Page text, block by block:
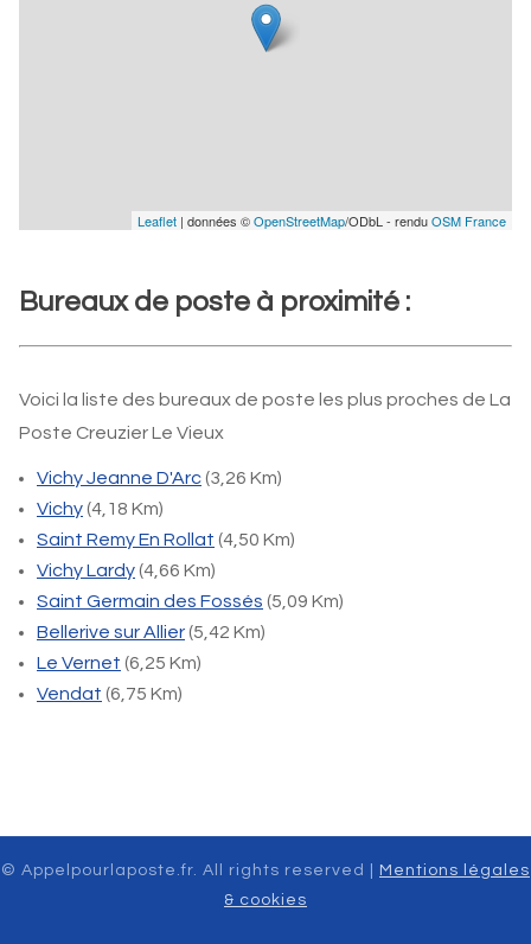
Leaflet | données ©OpenStreetMap/ODbL - renduOSM France
Bureaux de poste à proximité :
Voici la liste des bureaux de poste les plus proches de La
Poste Creuzier Le Vieux
Vichy Jeanne D'Arc(3,26 Km)
Vichy(4,18 Km)
Saint Remy En Rollat (4,50 Km)
Vichy Lardy(4,66 Km)
Saint Germain des Fossés (5,09 Km)
Bellerive sur Allier(5,42 Km)
Le Vernet (6,25 Km)
Vendat (6,75 Km)
© Appelpourlaposte.fr. All rights reserved |
Mentions légales
& cookies